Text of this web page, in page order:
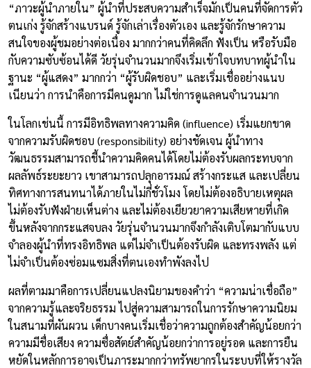
“ภาวะผู้นำภายใน” ผู้นำที่ประสบความสำเร็จมักเป็นคนที่จัดการตัว
ตนเก่ง รู้จักสร้างแบรนด์ รู้จักเล่าเรื่องตัวเอง และรู้จักรักษาความ
สนใจของผู้ชมอย่างต่อเนื่อง มากกว่าคนที่คิดลึก ฟังเป็น หรือรับมือ
กับความซับซ้อนได้ดี วัยรุ่นจำนวนมากจึงเริ่มเข้าใจบทบาทผู้นำใน
ฐานะ “ผู้แสดง” มากกว่า “ผู้รับผิดชอบ” และเริ่มเชื่ออย่างแนบ
เนียนว่า การนำคือการมีคนดูมาก ไม่ใช่การดูแลคนจำนวนมาก
ในโลกเช่นนี้ การมีอิทธิพลทางความคิด (influence) เริ่มแยกขาด
จากความรับผิดชอบ (responsibility) อย่างชัดเจน ผู้นำทาง
วัฒนธรรมสามารถชี้นำความคิดคนได้โดยไม่ต้องรับผลกระทบจาก
ผลลัพธ์ระยะยาว เขาสามารถปลุกอารมณ์ สร้างกระแส และเปลี่ยน
ทิศทางการสนทนาได้ภายในไม่กี่ชั่วโมง โดยไม่ต้องอธิบายเหตุผล
ไม่ต้องรับฟังฝ่ายเห็นต่าง และไม่ต้องเยียวยาความเสียหายที่เกิด
ขึ้นหลังจากกระแสจบลง วัยรุ่นจำนวนมากจึงกำลังเติบโตมากับแบบ
จำลองผู้นำที่ทรงอิทธิพล แต่ไม่จำเป็นต้องรับผิด และทรงพลัง แต่
ไม่จำเป็นต้องซ่อมแซมสิ่งที่ตนเองทำพังลงไป
ผลที่ตามมาคือการเปลี่ยนแปลงนิยามของคำว่า “ความน่าเชื่อถือ”
จากความรู้และจริยธรรม ไปสู่ความสามารถในการรักษาความนิยม
ในสนามที่ผันผวน เด็กบางคนเริ่มเชื่อว่าความถูกต้องสำคัญน้อยกว่า
ความมีชื่อเสียง ความซื่อสัตย์สำคัญน้อยกว่าการอยู่รอด และการยืน
หยัดในหลักการอาจเป็นภาระมากกว่าทรัพยากรในระบบที่ให้รางวัล